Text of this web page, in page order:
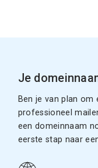
Je
Ben je van plan
professioneel
een domeinnaam
eerste stap naar